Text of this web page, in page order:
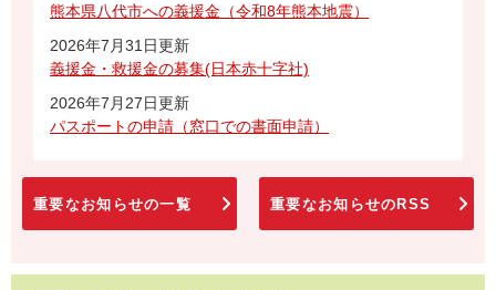
熊本県八代市への義援金（令和8年熊本地震）
2026年7月31日更新
義援金・救援金の募集(日本赤十字社)
2026年7月27日更新
パスポートの申請（窓口での書面申請）
重要なお知らせの一覧 重要なお知らせのRSS